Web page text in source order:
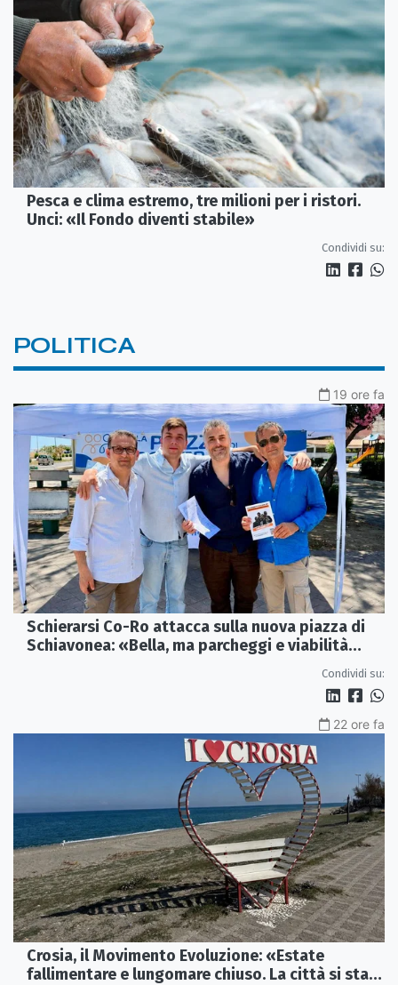
Pesca e clima estremo, tre milioni per i ristori.
Unci: «Il Fondo diventi stabile»
Condividi su:
POLITICA
19 ore fa
Schierarsi Co-Ro attacca sulla nuova piazza di
Schiavonea: «Bella, ma parcheggi e viabilità
Condividi su:
22 ore fa
Crosia, il Movimento Evoluzione: «Estate
fallimentare e lungomare chiuso. La città si sta